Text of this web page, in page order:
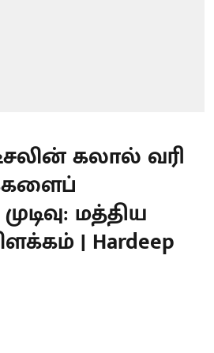
கலால் வரி
மத்திய
| Hardeep